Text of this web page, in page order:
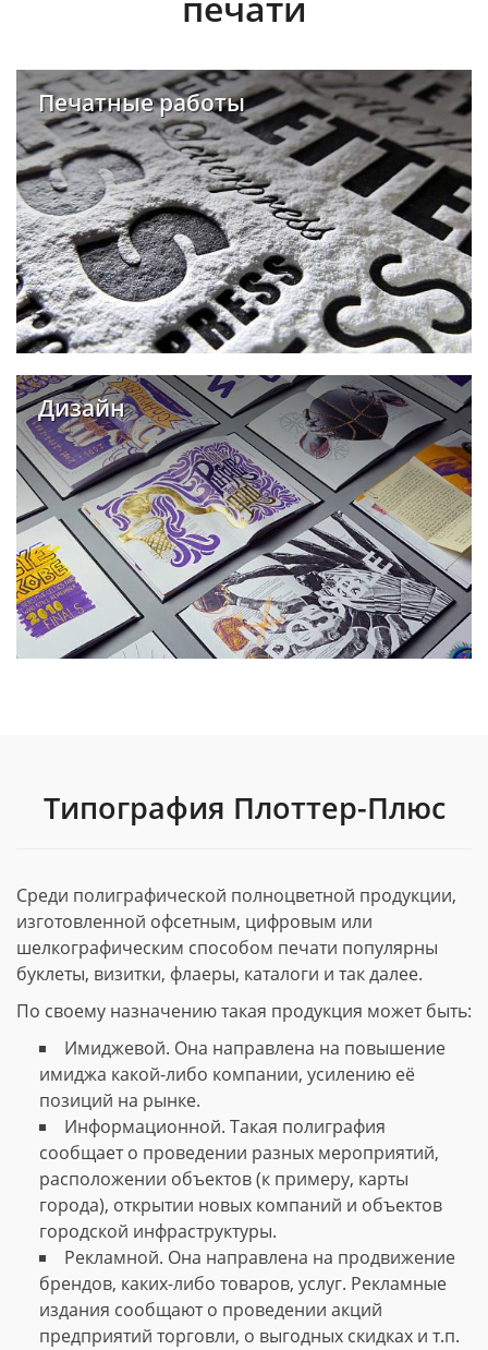
Печатные работы
Дизайн
Типография Плоттер-Плюс
Среди полиграфической полноцветной продукции,
изготовленной офсетным, цифровым или
шелкографическим способом печати популярны
буклеты, визитки, флаеры, каталоги и так далее.
По своему назначению такая продукция может быть:
Имиджевой. Она направлена на повышение
имиджа какой-либо компании, усилению её
позиций на рынке.
Информационной. Такая полиграфия
сообщает о проведении разных мероприятий,
расположении объектов (к примеру, карты
города), открытии новых компаний и объектов
городской инфраструктуры.
Рекламной. Она направлена на продвижение
брендов, каких-либо товаров, услуг. Рекламные
издания сообщают о проведении акций
предприятий торговли, о выгодных скидках и т.п.